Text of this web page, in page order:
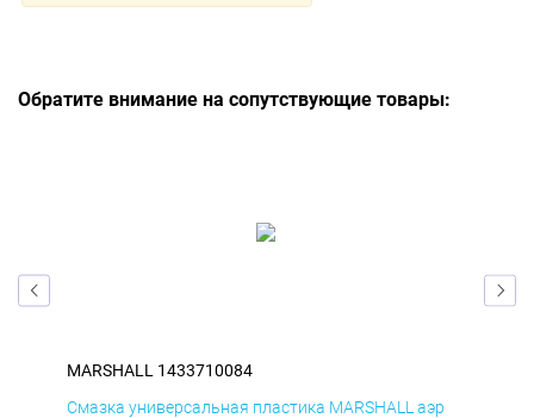
Обратите внимание на сопутствующие товары:
MARSHALL 1433710084
Смазка универсальная пластика MARSHALL аэр